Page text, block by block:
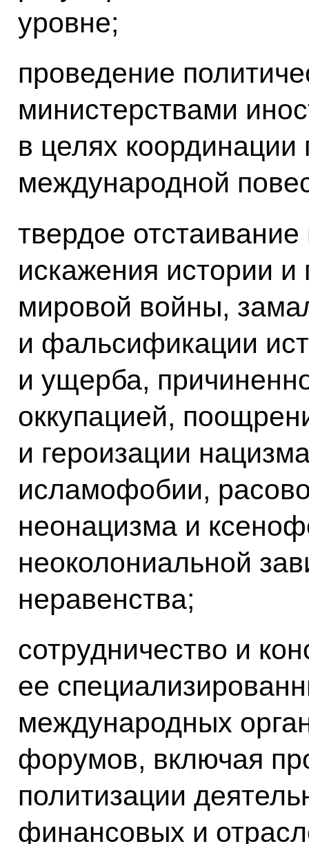
уровне;
проведение
министерствами
в целях
международной
твердое
искажения истории и
мировой войны,
и фальсификации
и ущерба,
оккупацией,
и героизации
исламофобии,
неонацизма и
неоколониальной
неравенства;
сотрудничество и
ее
международных
форумов, включая
политизации
финансовых и